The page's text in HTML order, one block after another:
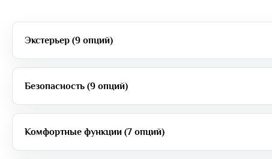
Экстерьер (9 опций)
Безопасность (9 опций)
Комфортные функции (7 опций)